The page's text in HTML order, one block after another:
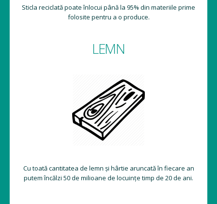
Sticla reciclată poate înlocui până la 95% din materiile prime
folosite pentru a o produce.
LEMN
Cu toată cantitatea de lemn și hârtie aruncată în fiecare an
putem încălzi 50 de milioane de locuințe timp de 20 de ani.